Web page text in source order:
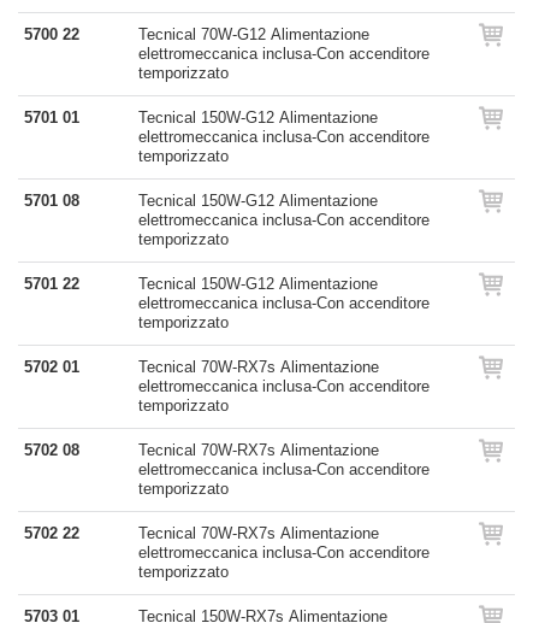
5700 22
Tecnical 70W-G12 Alimentazione
elettromeccanica inclusa-Con accenditore
temporizzato
5701 01
Tecnical 150W-G12 Alimentazione
elettromeccanica inclusa-Con accenditore
temporizzato
5701 08
Tecnical 150W-G12 Alimentazione
elettromeccanica inclusa-Con accenditore
temporizzato
5701 22
Tecnical 150W-G12 Alimentazione
elettromeccanica inclusa-Con accenditore
temporizzato
5702 01
Tecnical 70W-RX7s Alimentazione
elettromeccanica inclusa-Con accenditore
temporizzato
5702 08
Tecnical 70W-RX7s Alimentazione
elettromeccanica inclusa-Con accenditore
temporizzato
5702 22
Tecnical 70W-RX7s Alimentazione
elettromeccanica inclusa-Con accenditore
temporizzato
5703 01 Tecnical 150W-RX7s Alimentazione